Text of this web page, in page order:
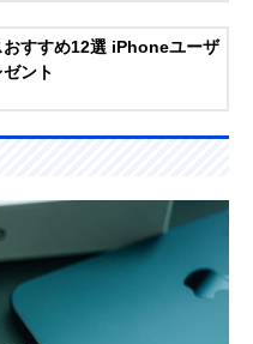
すすめ12選 iPhoneユーザ
ント